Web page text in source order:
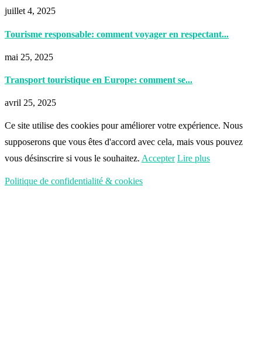
juillet 4, 2025
Tourisme responsable: comment voyager en respectant...
mai 25, 2025
Transport touristique en Europe: comment se...
avril 25, 2025
Ce site utilise des cookies pour améliorer votre expérience. Nous
supposerons que vous êtes d'accord avec cela, mais vous pouvez
vous désinscrire si vous le souhaitez. Accepter Lire plus
Politique de confidentialité & cookies